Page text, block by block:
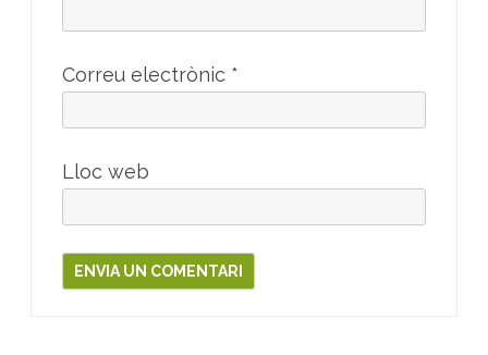
Correu electrònic *
Lloc web